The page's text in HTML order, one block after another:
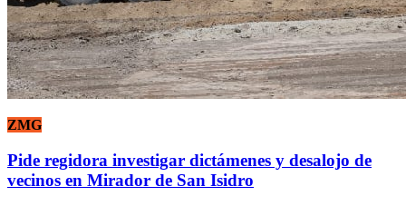
ZMG
Pide regidora investigar dictámenes y desalojo de
vecinos en Mirador de San Isidro